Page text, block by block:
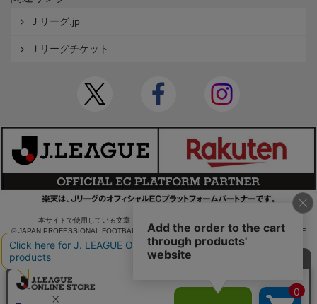
Ｊリーグ.jp
Ｊリーグチケット
本サイトで使用している文章・画像等の無断での複製・転載を禁止します。
© JAPAN PROFESSIONAL FOOTBALL LEAGUE Rakuten Group, Inc. ALL RIGHTS RE
SERVED.